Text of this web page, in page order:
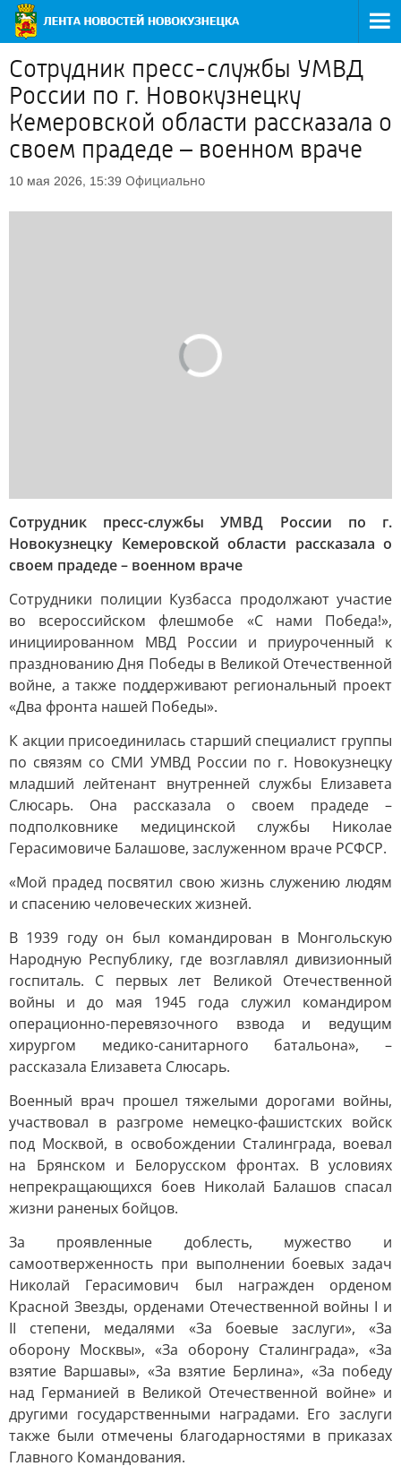
Сотрудник пресс-службы УМВД
России по г. Новокузнецку
Кемеровской области рассказала о
своем прадеде – военном враче
10 мая 2026, 15:39 Официально
Сотрудник пресс-службы УМВД России по г.
Новокузнецку Кемеровской области рассказала о
своем прадеде – военном враче
Сотрудники полиции Кузбасса продолжают участие
во всероссийском флешмобе «С нами Победа!»,
инициированном МВД России и приуроченный к
празднованию Дня Победы в Великой Отечественной
войне, а также поддерживают региональный проект
«Два фронта нашей Победы».
К акции присоединилась старший специалист группы
по связям со СМИ УМВД России по г. Новокузнецку
младший лейтенант внутренней службы Елизавета
Слюсарь. Она рассказала о своем прадеде –
подполковнике медицинской службы Николае
Герасимовиче Балашове, заслуженном враче РСФСР.
«Мой прадед посвятил свою жизнь служению людям
и спасению человеческих жизней.
В 1939 году он был командирован в Монгольскую
Народную Республику, где возглавлял дивизионный
госпиталь. С первых лет Великой Отечественной
войны и до мая 1945 года служил командиром
операционно-перевязочного взвода и ведущим
хирургом медико-санитарного батальона», –
рассказала Елизавета Слюсарь.
Военный врач прошел тяжелыми дорогами войны,
участвовал в разгроме немецко-фашистских войск
под Москвой, в освобождении Сталинграда, воевал
на Брянском и Белорусском фронтах. В условиях
непрекращающихся боев Николай Балашов спасал
жизни раненых бойцов.
За проявленные доблесть, мужество и
самоотверженность при выполнении боевых задач
Николай Герасимович был награжден орденом
Красной Звезды, орденами Отечественной войны I и
II степени, медалями «За боевые заслуги», «За
оборону Москвы», «За оборону Сталинграда», «За
взятие Варшавы», «За взятие Берлина», «За победу
над Германией в Великой Отечественной войне» и
другими государственными наградами. Его заслуги
также были отмечены благодарностями в приказах
Главного Командования.